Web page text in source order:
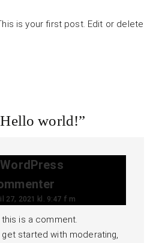
is your first post. Edit or delete
Hello world!”
27, 2021 kl. 9:47 f m
this is a comment.
get started with moderating,